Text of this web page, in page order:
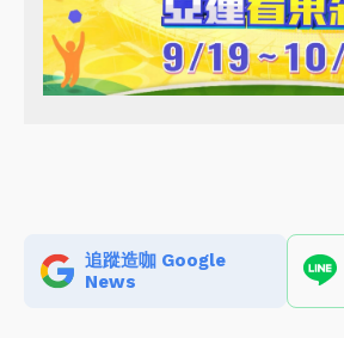
追蹤造咖 Google
News